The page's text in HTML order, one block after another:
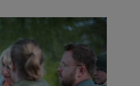
visibility in their professions